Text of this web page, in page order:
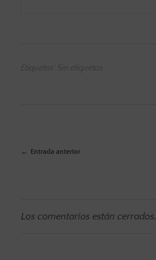
Etiquetas: Sin etiquetas
Entrada anterior
Los comentarios están cerrados.